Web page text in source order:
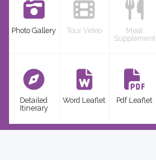
Photo Gallery Tour Video
Meal
Supplement
Detailed
Itinerary
Word Leaflet Pdf Leaflet